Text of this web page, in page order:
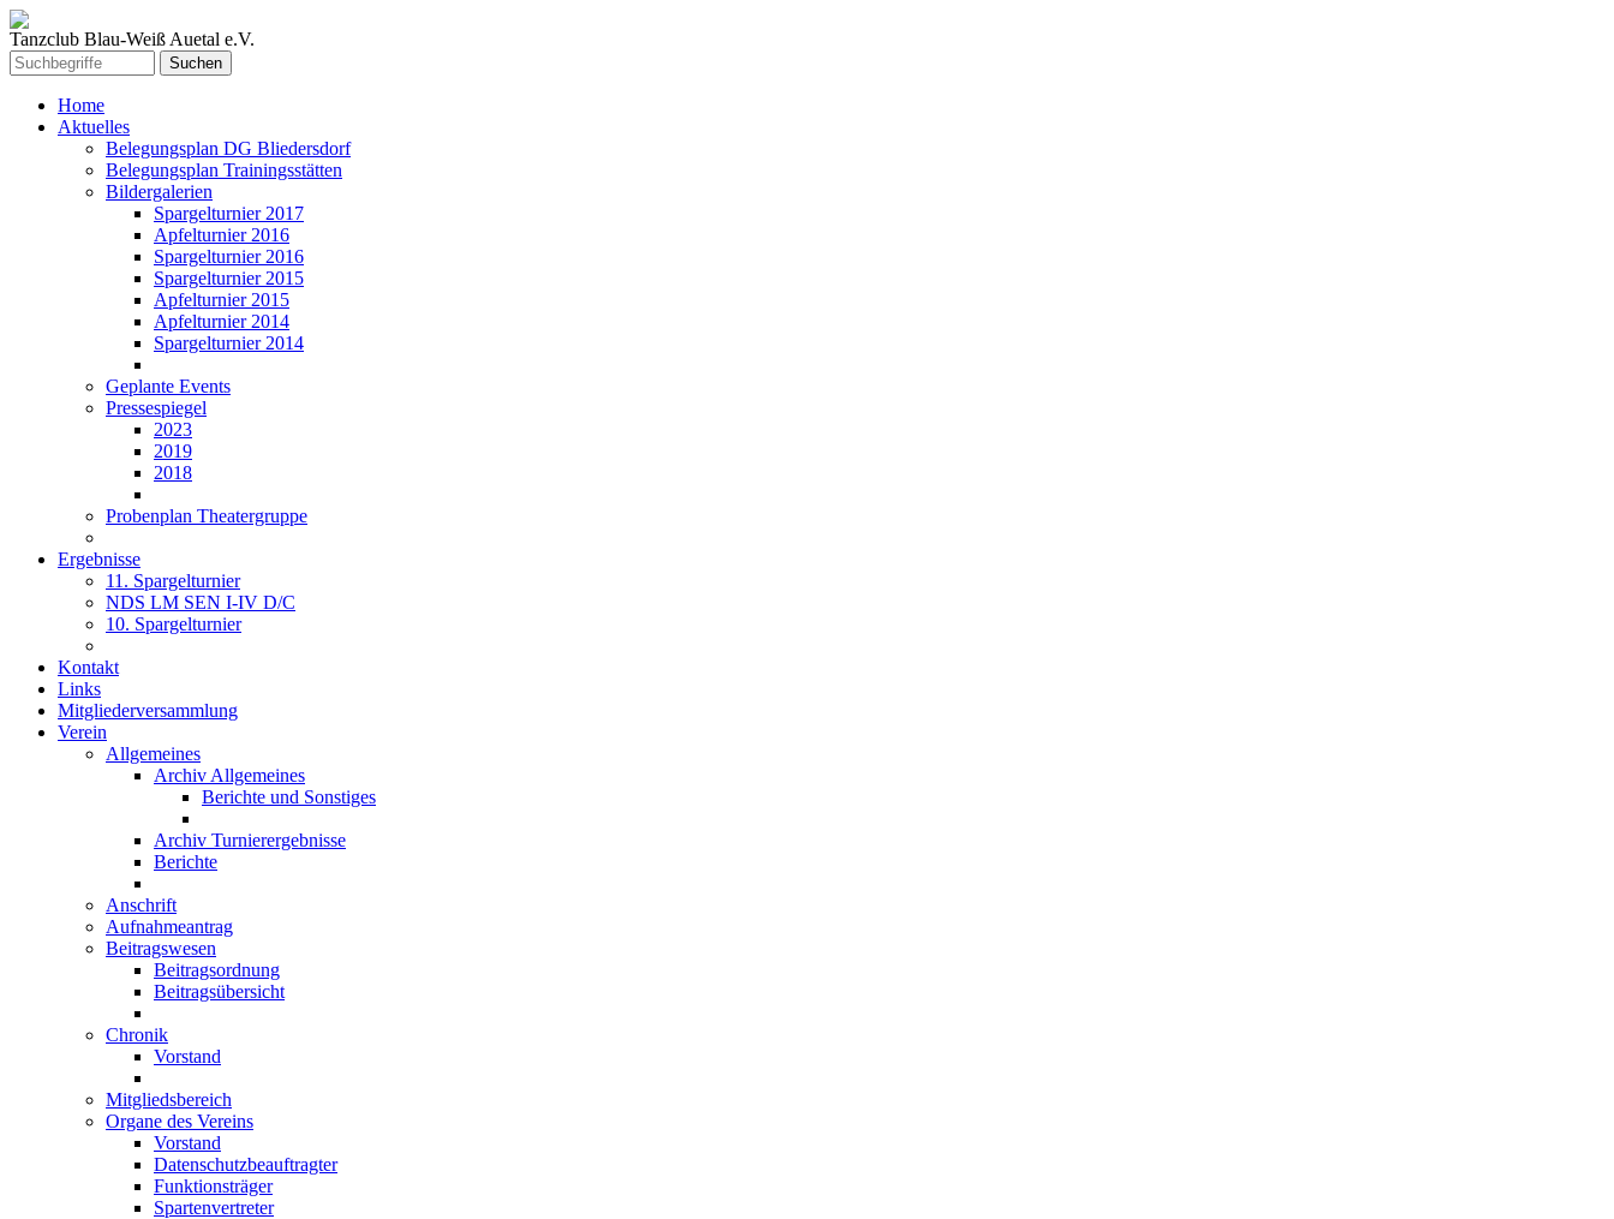
Tanzclub Blau-Weiß Auetal e.V.
Home
Aktuelles
Belegungsplan DG Bliedersdorf
Belegungsplan Trainingsstätten
Bildergalerien
Spargelturnier 2017
Apfelturnier 2016
Spargelturnier 2016
Spargelturnier 2015
Apfelturnier 2015
Apfelturnier 2014
Spargelturnier 2014
Geplante Events
Pressespiegel
2023
2019
2018
Probenplan Theatergruppe
Ergebnisse
11. Spargelturnier
NDS LM SEN I-IV D/C
10. Spargelturnier
Kontakt
Links
Mitgliederversammlung
Verein
Allgemeines
Archiv Allgemeines
Berichte und Sonstiges
Archiv Turnierergebnisse
Berichte
Anschrift
Aufnahmeantrag
Beitragswesen
Beitragsordnung
Beitragsübersicht
Chronik
Vorstand
Mitgliedsbereich
Organe des Vereins
Vorstand
Datenschutzbeauftragter
Funktionsträger
Spartenvertreter